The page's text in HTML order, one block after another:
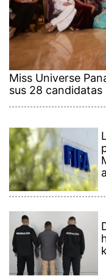
Miss Universe
sus 28 candidatas